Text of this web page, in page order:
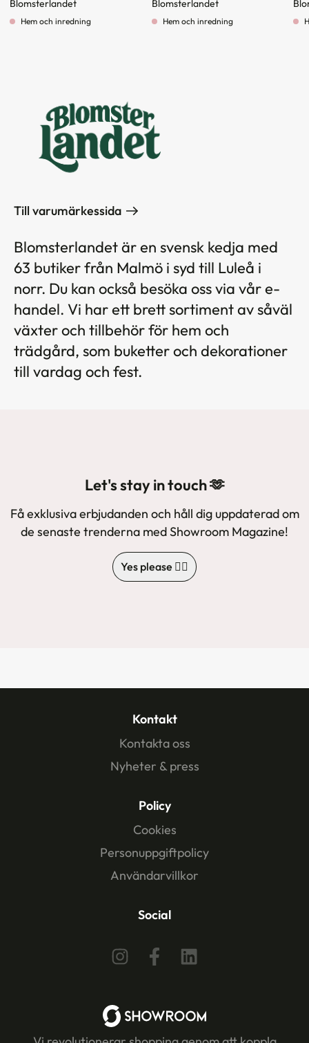
Blomsterlandet
Hem och inredning
Blomsterlandet
Hem och inredning
Till varumärkessida
Blomsterlandet är en svensk kedja med
63 butiker från Malmö i syd till Luleå i
norr. Du kan också besöka oss via vår e-
handel. Vi har ett brett sortiment av såväl
växter och tillbehör för hem och
trädgård, som buketter och dekorationer
till vardag och fest.
Let's stay in touch 🫶
Få exklusiva erbjudanden och håll dig uppdaterad om
de senaste trenderna med Showroom Magazine!
Yes please 🙋‍♀️
Kontakt
Kontakta oss
Nyheter & press
Policy
Cookies
Personuppgiftpolicy
Användarvillkor
Social